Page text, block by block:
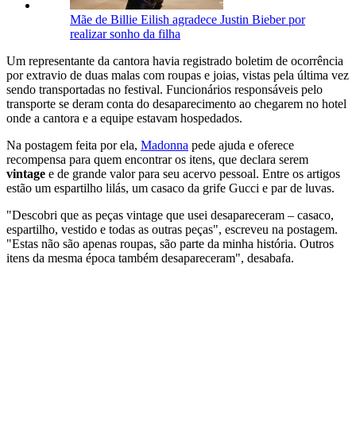
Mãe de Billie Eilish agradece Justin Bieber por
realizar sonho da filha
Um representante da cantora havia registrado boletim de ocorrência
por extravio de duas malas com roupas e joias, vistas pela última vez
sendo transportadas no festival. Funcionários responsáveis pelo
transporte se deram conta do desaparecimento ao chegarem no hotel
onde a cantora e a equipe estavam hospedados.
Na postagem feita por ela, Madonna pede ajuda e oferece
recompensa para quem encontrar os itens, que declara serem
vintage e de grande valor para seu acervo pessoal. Entre os artigos
estão um espartilho lilás, um casaco da grife Gucci e par de luvas.
"Descobri que as peças vintage que usei desapareceram – casaco,
espartilho, vestido e todas as outras peças", escreveu na postagem.
"Estas não são apenas roupas, são parte da minha história. Outros
itens da mesma época também desapareceram", desabafa.